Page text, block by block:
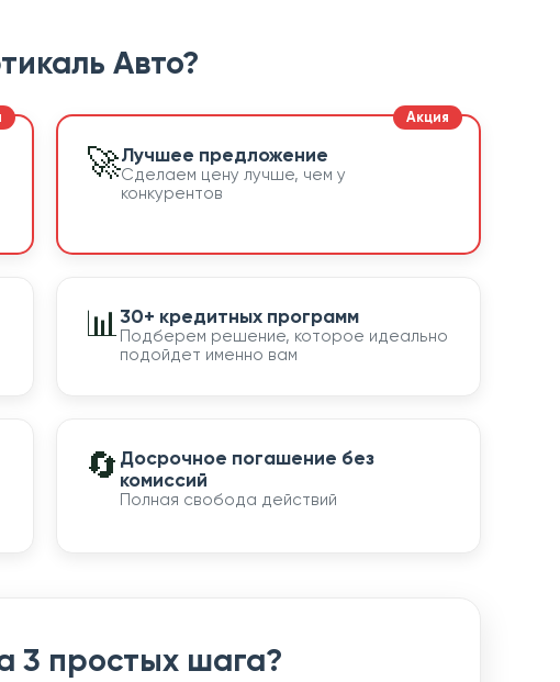
Авто?
🚀Лучшее предложение
Сделаем цену лучше, чем у
конкурентов
📊30+ кредитных программ
Подберем решение, которое идеально
подойдет именно вам
🔄 Досрочное погашение без
комиссий
Полная свобода действий
3 простых шага?